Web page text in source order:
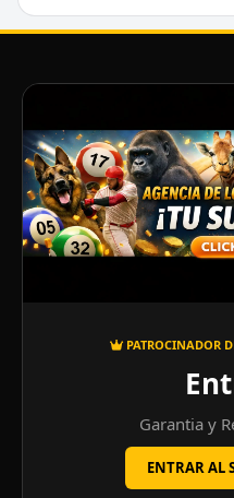
PATROCINADOR
Garantia y
ENTRAR AL